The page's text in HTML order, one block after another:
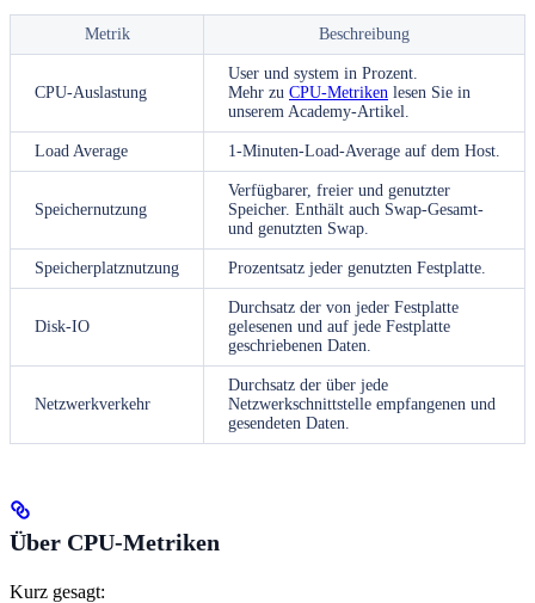
Metrik Beschreibung
CPU-Auslastung
User und system in Prozent.
Mehr zu CPU-Metriken lesen Sie in
unserem Academy-Artikel.
Load Average 1-Minuten-Load-Average auf dem Host.
Speichernutzung
Verfügbarer, freier und genutzter
Speicher. Enthält auch Swap-Gesamt-
und genutzten Swap.
Speicherplatznutzung Prozentsatz jeder genutzten Festplatte.
Disk-IO
Durchsatz der von jeder Festplatte
gelesenen und auf jede Festplatte
geschriebenen Daten.
Netzwerkverkehr
Durchsatz der über jede
Netzwerkschnittstelle empfangenen und
gesendeten Daten.
Über CPU-Metriken
Kurz gesagt: